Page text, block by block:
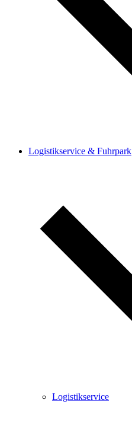
Logistik­service & Fuhrpark
Logistik­service